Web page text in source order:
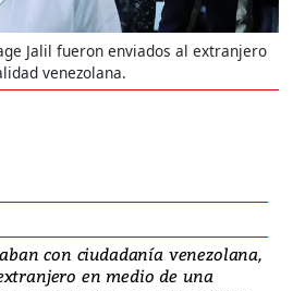
Jalil fueron enviados al extranjero
venezolana.
con ciudadanía venezolana,
en medio de una